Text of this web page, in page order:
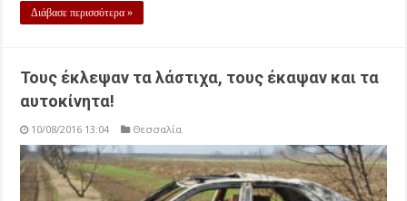
Διάβασε περισσότερα »
Τους έκλεψαν τα λάστιχα, τους έκαψαν και τα
αυτοκίνητα!
10/08/2016 13:04 Θεσσαλία